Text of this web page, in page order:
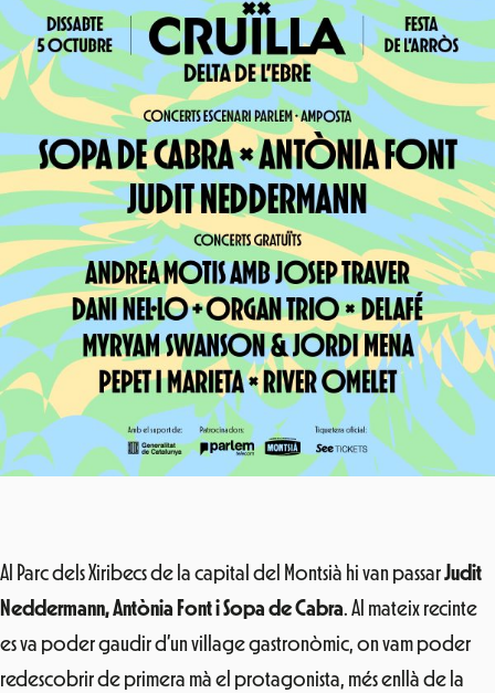
Al Parc dels Xiribecs de la capital del Montsià hi van passarJudit
Neddermann, Antònia Font i Sopa de Cabra. Al mateix recinte
es va poder gaudir d’un village gastronòmic, on vam poder
redescobrir de primera mà el protagonista, més enllà de la